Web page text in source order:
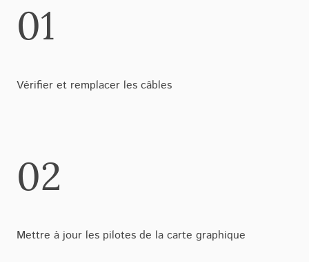
01
Vérifier et remplacer les câbles
02
Mettre à jour les pilotes de la carte graphique